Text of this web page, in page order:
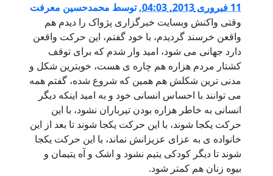
11 فبروری 2013, 04:03 ,توسط محمدحسین معرفت
وقتی واکنش وبسایت خبرگزاری پژواک را دیدم هم
واقعن خرسند گردیدم، با خود گفتم، این حرکت واقعن
دارد جهانی می شود، امید وار شدم که برای توقف
کشتار مردم هزاره هم چاره ی هست، خوبترین شکل و
مدنی ترین شکلش هم همین که شروع شده، گفتم همه
می توانند با احساس انسانی خود و به امید اینکه دیگر
انسانی به خاطر هزاره بودن تیرباران نشود، با این
حرکت یکجا شوند، با این حرکت یکجا شوند تا بعد از این
خانواده ی به عزای عزیزانش نماند، با این حرکت یکجا
شوند تا دیگر کودکی یتیم نشود و اشک و آه یتیمان و
بیوه زنان هم کمتر شود.